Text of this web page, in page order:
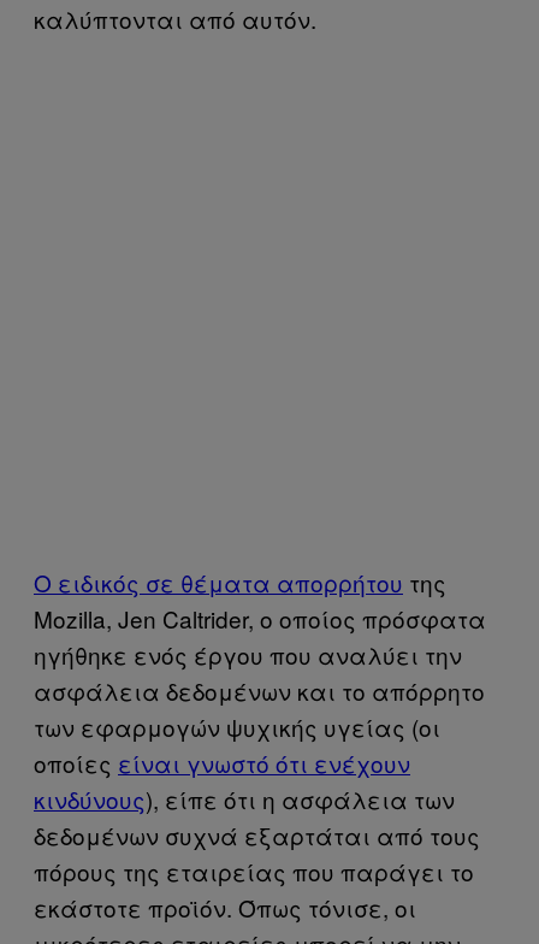
καλύπτονται από αυτόν.
Ο ειδικός σε θέματα απορρήτου της
Mozilla, Jen Caltrider, ο οποίος πρόσφατα
ηγήθηκε ενός έργου που αναλύει την
ασφάλεια δεδομένων και το απόρρητο
των εφαρμογών ψυχικής υγείας (οι
οποίες είναι γνωστό ότι ενέχουν
κινδύνους), είπε ότι η ασφάλεια των
δεδομένων συχνά εξαρτάται από τους
πόρους της εταιρείας που παράγει το
εκάστοτε προϊόν. Όπως τόνισε, οι